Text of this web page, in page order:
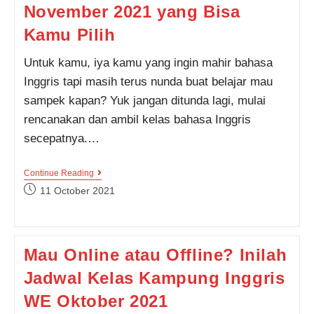
Aja!
November 2021 yang Bisa
Kamu Pilih
Untuk kamu, iya kamu yang ingin mahir bahasa
Inggris tapi masih terus nunda buat belajar mau
sampek kapan? Yuk jangan ditunda lagi, mulai
rencanakan dan ambil kelas bahasa Inggris
secepatnya.…
Continue ReadingJangan
Lagi!
Inggris
November
2021
Yang
Bisa
Kamu
Post11 October 2021
Mau Online atau Offline? Inilah
Jadwal Kelas Kampung Inggris
WE Oktober 2021